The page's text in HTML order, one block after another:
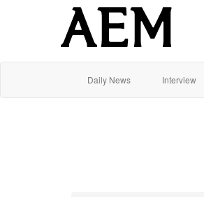
Daily News Interview